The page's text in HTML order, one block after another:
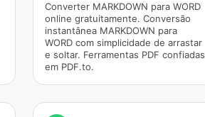
Converter MARKDOWN para WORD
online gratuitamente. Conversão
instantânea MARKDOWN para
WORD com simplicidade de arrastar
e soltar. Ferramentas PDF confiadas
em PDF.to.